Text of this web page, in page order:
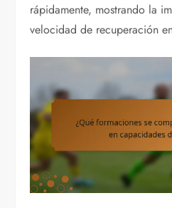
rápidamente, mostrando la
velocidad de recuperación